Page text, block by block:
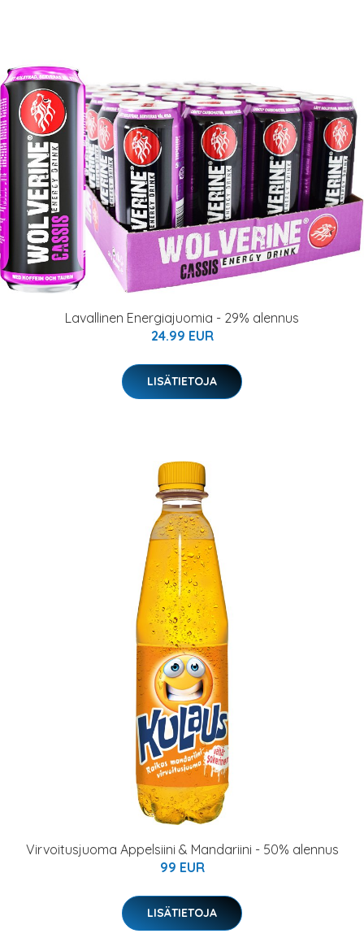
Lavallinen Energiajuomia - 29% alennus
24.99 EUR
LISÄTIETOJA
Virvoitusjuoma Appelsiini & Mandariini - 50% alennus
99 EUR
LISÄTIETOJA